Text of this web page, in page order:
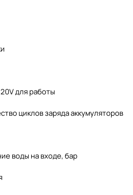
для работы
циклов заряда аккумуляторов
воды на входе, бар